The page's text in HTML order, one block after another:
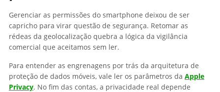
Gerenciar as permissões do smartphone deixou de ser
capricho para virar questão de segurança. Retomar as
rédeas da geolocalização quebra a lógica da vigilância
comercial que aceitamos sem ler.
Para entender as engrenagens por trás da arquitetura de
proteção de dados móveis, vale ler os parâmetros da Apple
Privacy. No fim das contas, a privacidade real depende